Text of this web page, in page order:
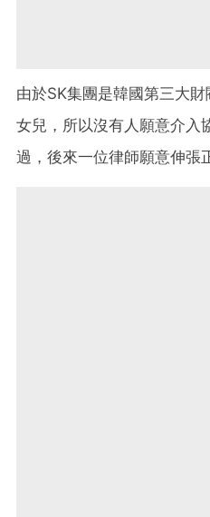
由於SK集團是韓國第三大
女兒，所以沒有人願意介入
過，後來一位律師願意伸張